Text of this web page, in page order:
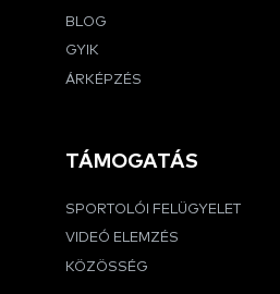
BLOG
GYIK
ÁRKÉPZÉS
TÁMOGATÁS
SPORTOLÓI FELÜGYELET
VIDEÓ ELEMZÉS
KÖZÖSSÉG